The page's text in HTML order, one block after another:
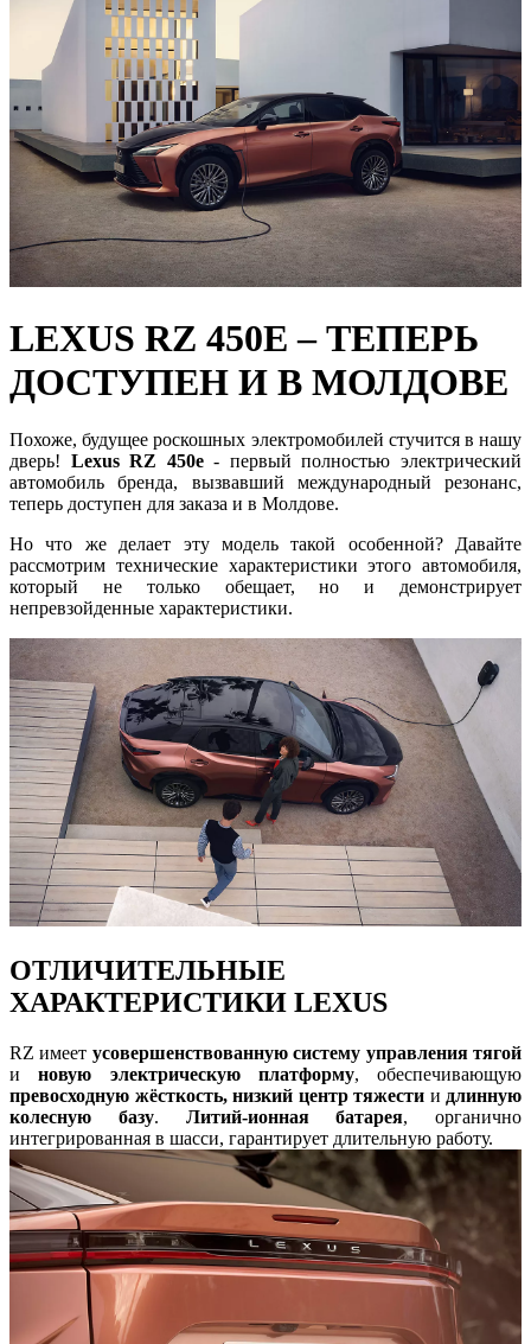
LEXUS RZ 450E – ТЕПЕРЬ
ДОСТУПЕН И В МОЛДОВЕ
Похоже, будущее роскошных электромобилей стучится в нашу
дверь! Lexus RZ 450e- первый полностью электрический
автомобиль бренда, вызвавший международный резонанс,
теперь доступен для заказа и в Молдове.
Но что же делает эту модель такой особенной? Давайте
рассмотрим технические характеристики этого автомобиля,
который не только обещает, но и демонстрирует
непревзойденные характеристики.
ОТЛИЧИТЕЛЬНЫЕ
ХАРАКТЕРИСТИКИ LEXUS
RZ имеет усовершенствованную систему управления тягой
иновую электрическую платформу, обеспечивающую
превосходную жёсткость, низкий центр тяжести и длинную
колесную базу. Литий-ионная батарея, органично
интегрированная в шасси, гарантирует длительную работу.